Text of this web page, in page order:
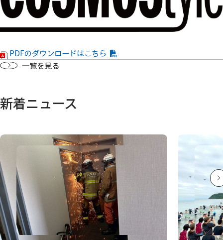
PDFのダウンロードはこちら
一覧を見る
新着ニュース